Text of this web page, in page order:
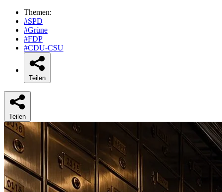
Themen:
#SPD
#Grüne
#FDP
#CDU-CSU
Teilen
Teilen